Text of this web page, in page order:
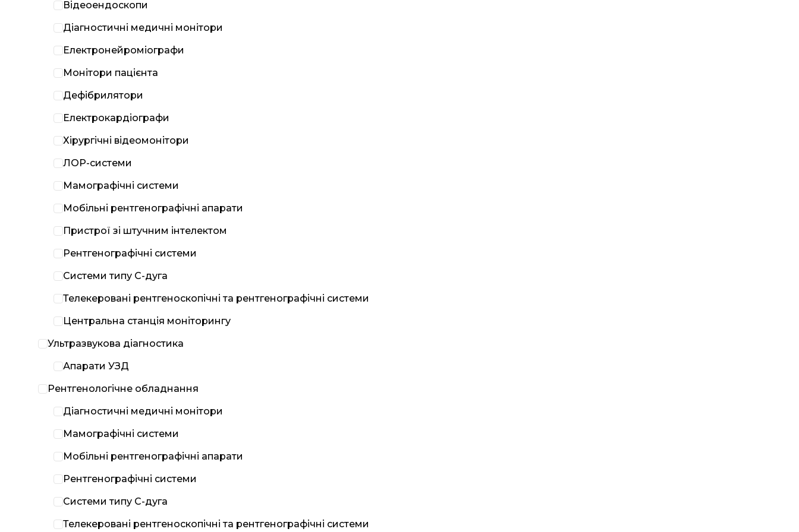
Відеоендоскопи
Діагностичні медичні монітори
Електронейроміографи
Монітори пацієнта
Дефібрилятори
Електрокардіографи
Хірургічні відеомонітори
ЛОР-системи
Мамографічні системи
Мобільні рентгенографічні апарати
Пристрої зі штучним інтелектом
Рентгенографічні системи
Системи типу С-дуга
Телекеровані рентгеноскопічні та рентгенографічні системи
Центральна станція моніторингу
Ультразвукова діагностика
Апарати УЗД
Рентгенологічне обладнання
Діагностичні медичні монітори
Мамографічні системи
Мобільні рентгенографічні апарати
Рентгенографічні системи
Системи типу С-дуга
Телекеровані рентгеноскопічні та рентгенографічні системи